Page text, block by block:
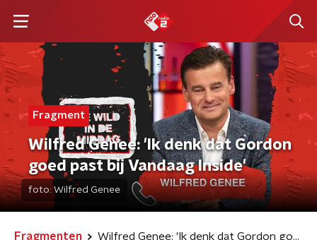
Fragment
Wilfred Genee: 'Ik denk dat Gordon
goed past bij Vandaag Inside'
foto:Wilfred Genee
Fragmenten Wilfred Genee: 'Ik denk dat Gordon goed past bij Vandaag Inside'